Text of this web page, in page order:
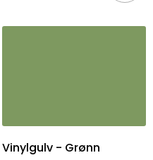
Vinylgulv - Grønn